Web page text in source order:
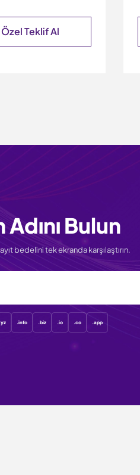
Özel Teklif Al
Bulun
bedelini tek ekranda karşılaştırın.
.info .biz .io .co .app